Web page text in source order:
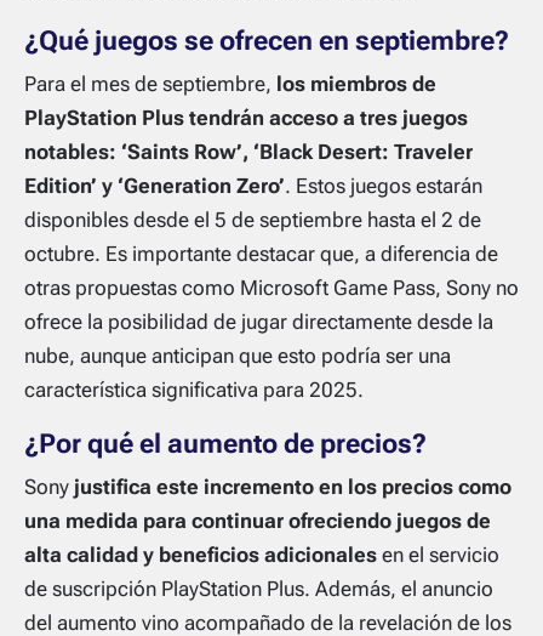
¿Qué juegos se ofrecen en septiembre?
Para el mes de septiembre, los miembros de
PlayStation Plus tendrán acceso a tres juegos
notables: ‘Saints Row’, ‘Black Desert: Traveler
Edition’ y ‘Generation Zero’. Estos juegos estarán
disponibles desde el 5 de septiembre hasta el 2 de
octubre. Es importante destacar que, a diferencia de
otras propuestas como Microsoft Game Pass, Sony no
ofrece la posibilidad de jugar directamente desde la
nube, aunque anticipan que esto podría ser una
característica significativa para 2025.
¿Por qué el aumento de precios?
Sony justifica este incremento en los precios como
una medida para continuar ofreciendo juegos de
alta calidad y beneficios adicionales en el servicio
de suscripción PlayStation Plus. Además, el anuncio
del aumento vino acompañado de la revelación de los